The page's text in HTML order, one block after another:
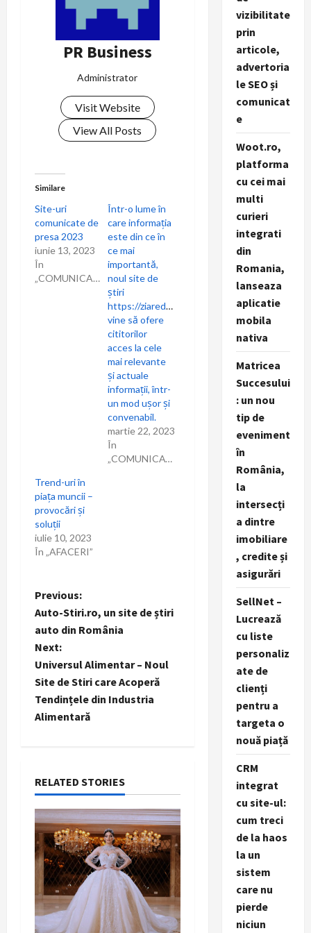
i
o
n
PR Business
Administrator
Visit Website
View All Posts
Similare
Site-uri
comunicate de
presa 2023
iunie 13, 2023
În
„COMUNICARE”
Într-o lume în
care informația
este din ce în
ce mai
importantă,
noul site de
știri
https://ziaredelaalaz.ro/
vine să ofere
cititorilor
acces la cele
mai relevante
și actuale
informații, într-
un mod ușor și
convenabil.
martie 22, 2023
În
„COMUNICAT”
Trend-uri în
piața muncii –
provocări și
soluții
iulie 10, 2023
În „AFACERI”
P
o
s
t
n
v
i
g
a
t
i
Previous:
Auto-Stiri.ro, un site de știri
auto din România
Next:
Universul Alimentar – Noul
Site de Stiri care Acoperă
Tendințele din Industria
Alimentară
RELATED STORIES
vizibilitate
prin
articole,
advertoria
le SEO și
comunicat
e
Woot.ro,
platforma
cu cei mai
multi
curieri
integrati
din
Romania,
lanseaza
aplicatie
mobila
nativa
Matricea
Succesului
: un nou
tip de
eveniment
în
România,
la
intersecți
a dintre
imobiliare
, credite și
asigurări
SellNet –
Lucrează
cu liste
personaliz
ate de
clienți
pentru a
targeta o
nouă piață
CRM
integrat
cu site-ul:
cum treci
de la haos
la un
sistem
care nu
pierde
niciun